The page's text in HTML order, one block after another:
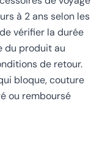
à 2 ans selon les
vérifier la durée
du produit au
de retour.
bloque, couture
ou remboursé